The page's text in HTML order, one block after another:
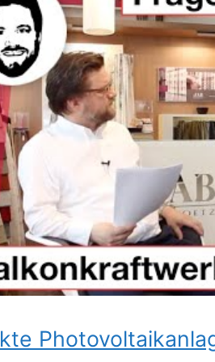
auf YouTube ansehen